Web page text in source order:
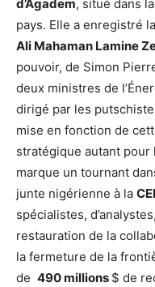
d’Agadem, situé dans
pays. Elle a enregistré
Ali Mahaman Lamine
pouvoir, de Simon
deux ministres de
dirigé par les
mise en fonction de
stratégique autant
marque un tournant
junte nigérienne à la
spécialistes,
restauration de la
la fermeture de la
de 490 millions $ de